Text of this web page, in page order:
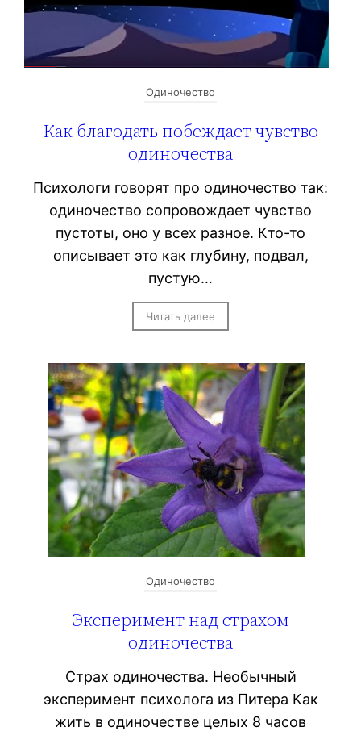
Одиночество
Как благодать побеждает чувство
одиночества
Психологи говорят про одиночество так:
одиночество сопровождает чувство
пустоты, оно у всех разное. Кто-то
описывает это как глубину, подвал,
пустую…
Читать далее
Одиночество
Эксперимент над страхом
одиночества
Страх одиночества. Необычный
эксперимент психолога из Питера Как
жить в одиночестве целых 8 часов